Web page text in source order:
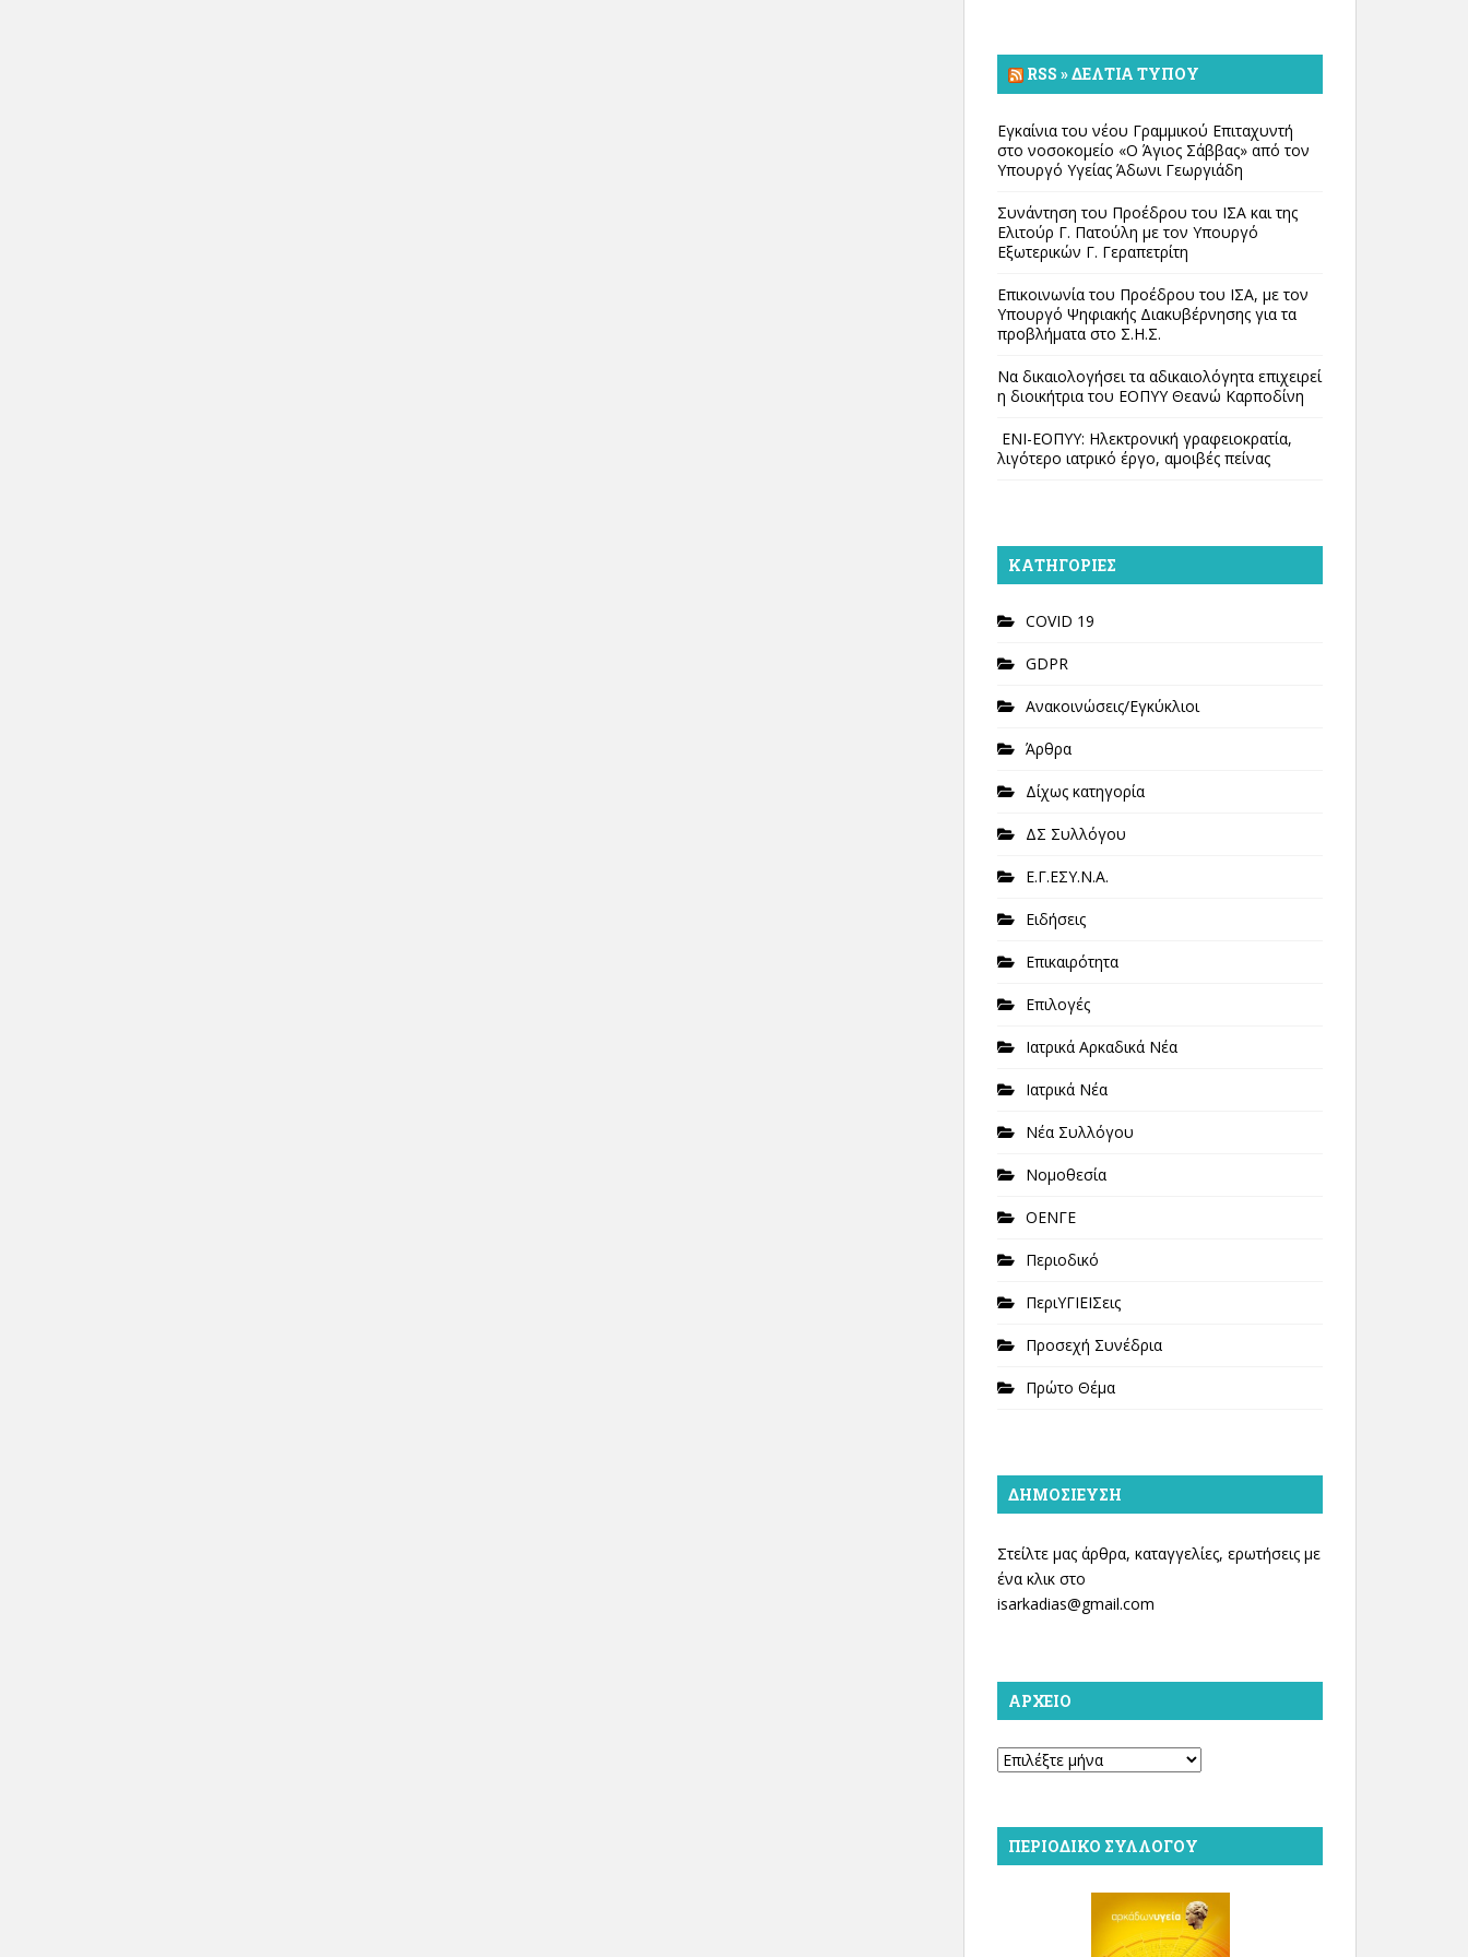
RSS » ΔΕΛΤΊΑ ΤΎΠΟΥ
Εγκαίνια του νέου Γραμμικού Επιταχυντή
στο νοσοκομείο «Ο Άγιος Σάββας» από τον
Υπουργό Υγείας Άδωνι Γεωργιάδη
Συνάντηση του Προέδρου του ΙΣΑ και της
Ελιτούρ Γ. Πατούλη με τον Υπουργό
Εξωτερικών Γ. Γεραπετρίτη
Επικοινωνία του Προέδρου του ΙΣΑ, με τον
Υπουργό Ψηφιακής Διακυβέρνησης για τα
προβλήματα στο Σ.Η.Σ.
Να δικαιολογήσει τα αδικαιολόγητα επιχειρεί
η διοικήτρια του ΕΟΠΥΥ Θεανώ Καρποδίνη
ΕΝΙ-ΕΟΠΥΥ: Ηλεκτρονική γραφειοκρατία,
λιγότερο ιατρικό έργο, αμοιβές πείνας
KΑΤΗΓΟΡΊΕΣ
COVID 19
GDPR
Ανακοινώσεις/Εγκύκλιοι
Άρθρα
Δίχως κατηγορία
ΔΣ Συλλόγου
Ε.Γ.ΕΣΥ.Ν.Α.
Ειδήσεις
Επικαιρότητα
Επιλογές
Ιατρικά Αρκαδικά Νέα
Ιατρικά Νέα
Νέα Συλλόγου
Νομοθεσία
ΟΕΝΓΕ
Περιοδικό
ΠεριΥΓΙΕΙΣεις
Προσεχή Συνέδρια
Πρώτο Θέμα
ΔΗΜΟΣΊΕΥΣΗ
Στείλτε μας άρθρα, καταγγελίες, ερωτήσεις με
ένα κλικ στο
isarkadias@gmail.com
ΑΡΧΕΊΟ
Αρχείο
ΠΕΡΙΟΔΙΚΌ ΣΥΛΛΌΓΟΥ